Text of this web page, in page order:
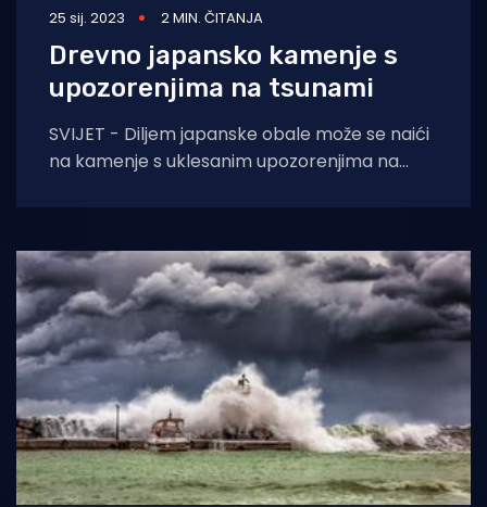
25 sij. 2023 2 MIN. ČITANJA
Drevno japansko kamenje s
upozorenjima na tsunami
SVIJET - Diljem japanske obale može se naići
na kamenje s uklesanim upozorenjima na